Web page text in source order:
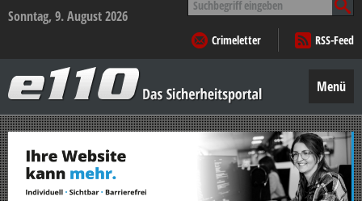
Sonntag, 9. August 2026
nach:
Crimeletter
RSS-Feed
–
Das
Sicherheitsportal
Menü
Zum
Inhalt
springen